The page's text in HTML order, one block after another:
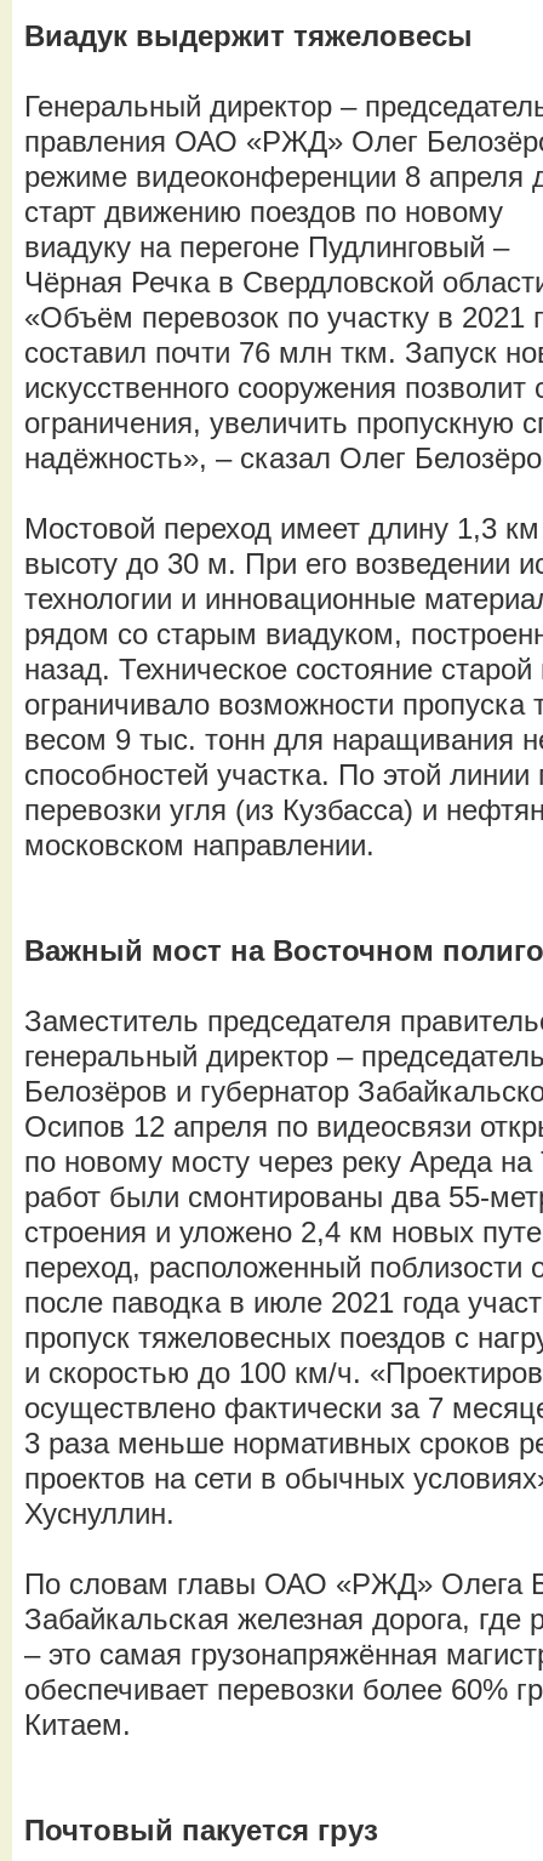
Виадук выдержит тяжеловесы
Генеральный директор –
правления ОАО «РЖД» Олег
режиме видеоконференции 8 апреля
старт движению поездов по новому
виадуку на перегоне Пудлинговый –
Чёрная Речка в Свердловской
«Объём перевозок по участку в 2021
составил почти 76 млн ткм. Запуск
искусственного сооружения позволит
ограничения, увеличить пропускную
надёжность», – сказал Олег
Мостовой переход имеет длину 1,3
высоту до 30 м. При его возведении
технологии и инновационные
рядом со старым виадуком,
назад. Техническое состояние старой
ограничивало возможности пропуска
весом 9 тыс. тонн для наращивания
способностей участка. По этой
перевозки угля (из Кузбасса) и
московском направлении.
Важный мост на Восточном
Заместитель председателя
генеральный директор –
Белозёров и губернатор
Осипов 12 апреля по видеосвязи
по новому мосту через реку Ареда
работ были смонтированы два 55-
строения и уложено 2,4 км новых
переход, расположенный поблизости
после паводка в июле 2021 года
пропуск тяжеловесных поездов с
и скоростью до 100 км/ч.
осуществлено фактически за 7
3 раза меньше нормативных сроков
проектов на сети в обычных
Хуснуллин.
По словам главы ОАО «РЖД» Олега
Забайкальская железная дорога, где
– это самая грузонапряжённая
обеспечивает перевозки более 60%
Китаем.
Почтовый пакуется груз